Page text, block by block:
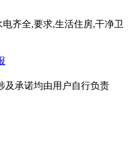
齐全,要求,生活住房,干净卫
及承诺均由用户自行负责